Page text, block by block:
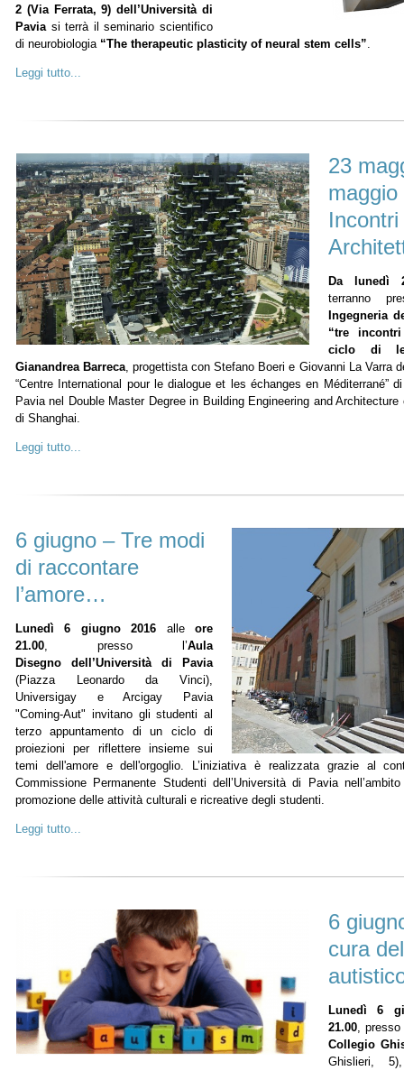
2 (Via Ferrata, 9) dell’Università di
Paviasi terrà il seminario scientifico
di neurobiologia “The therapeutic plasticity of neural stem cells”.
Leggi tutto...
23
Incontri
Da lunedì
terranno
Ingegneria
“tre
ciclo di
Gianandrea Barreca, progettista con Stefano Boeri e Giovanni La Varra
“Centre International pour le dialogue et les échanges en Méditerrané”
Pavia nel Double Master Degree in Building Engineering and
di Shanghai.
Leggi tutto...
6 giugno – Tre modi
di raccontare
l’amore…
Lunedì 6 giugno 2016 alleore
21.00, presso l’Aula
Disegno dell’Università di Pavia
(Piazza Leonardo da Vinci),
Universigay e Arcigay Pavia
"Coming-Aut" invitano gli studenti al
terzo appuntamento di un ciclo di
proiezioni per riflettere insieme sui
temi dell'amore e dell'orgoglio. L’iniziativa è realizzata grazie al
Commissione Permanente Studenti dell’Università di Pavia
promozione delle attività culturali e ricreative degli studenti.
Leggi tutto...
6
cura
Lunedì 6
21.00, presso
Collegio
Ghislieri,